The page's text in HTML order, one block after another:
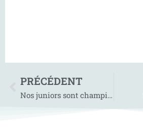
PRÉCÉDENT
Nos juniors sont champions de Régionale 2 !